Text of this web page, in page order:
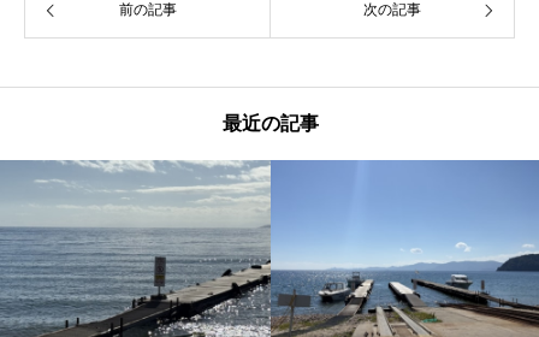
前の記事 次の記事
最近の記事